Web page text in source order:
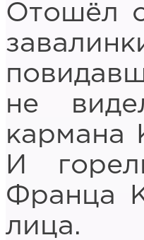
Отошёл
не
кармана
И
Франца
лица.